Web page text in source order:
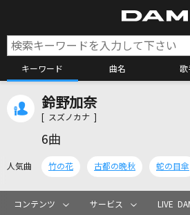
キーワード 曲名 歌
カラオケリクエ
鈴野加奈
[ スズノカナ ]
6曲
人気曲 竹の花 古都の晩秋 蛇の目傘
コンテンツ サービス LIVE